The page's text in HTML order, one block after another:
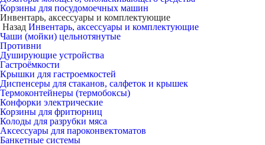
Корзины для посудомоечных машин
Инвентарь, аксессуары и комплектующие
Назад Инвентарь, аксессуары и комплектующие
Чаши (мойки) цельнотянутые
Противни
Душирующие устройства
Гастроёмкости
Крышки для гастроемкостей
Диспенсеры для стаканов, салфеток и крышек
Термоконтейнеры (термобоксы)
Конфорки электрические
Корзины для фритюрниц
Колоды для разрубки мяса
Аксессуары для пароконвектоматов
Банкетные системы